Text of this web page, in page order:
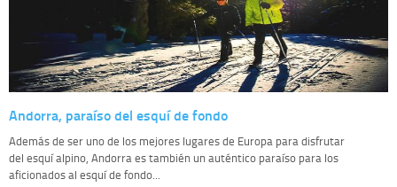
Andorra, paraíso del esquí de fondo
Además de ser uno de los mejores lugares de Europa para disfrutar
del esquí alpino, Andorra es también un auténtico paraíso para los
aficionados al esquí de fondo...